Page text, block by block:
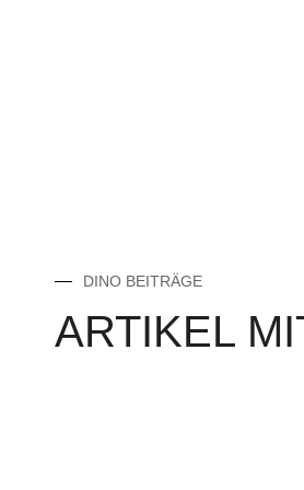
DINO BEITRÄGE
ARTIKEL